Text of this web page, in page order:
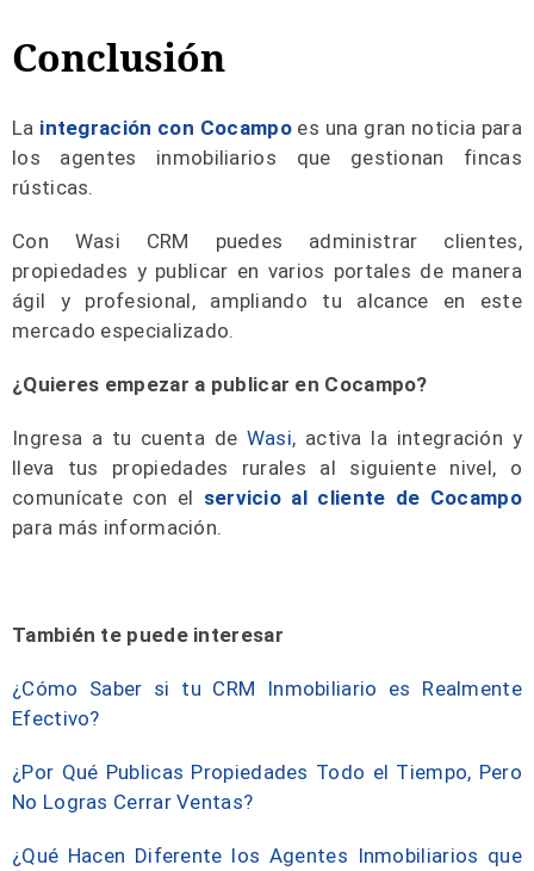
Conclusión
La integración con Cocampoes una gran noticia para
los agentes inmobiliarios que gestionan fincas
rústicas.
Con Wasi CRM puedes administrar clientes,
propiedades y publicar en varios portales de manera
ágil y profesional, ampliando tu alcance en este
mercado especializado.
¿Quieres empezar a publicar en Cocampo?
Ingresa a tu cuenta de Wasi, activa la integración y
lleva tus propiedades rurales al siguiente nivel, o
comunícate con el servicio al cliente de Cocampo
para más información.
También te puede interesar
¿Cómo Saber si tu CRM Inmobiliario es Realmente
Efectivo?
¿Por Qué Publicas Propiedades Todo el Tiempo, Pero
No Logras Cerrar Ventas?
¿Qué Hacen Diferente los Agentes Inmobiliarios que